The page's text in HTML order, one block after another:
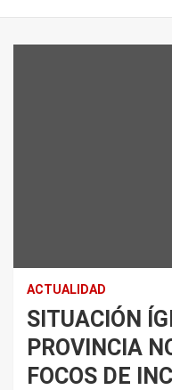
ACTUALIDAD
SITUACIÓN
PROVINCIA
FOCOS DE